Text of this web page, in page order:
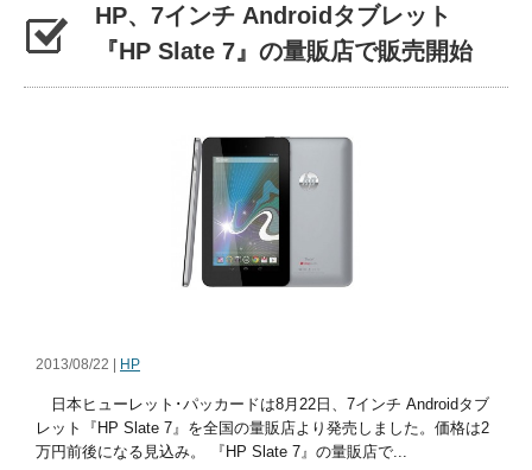
HP、7インチ Androidタブレット
『HP Slate 7』の量販店で販売開始
2013/08/22 | HP
日本ヒューレット･パッカードは8月22日、7インチ Androidタブ
レット『HP Slate 7』を全国の量販店より発売しました。価格は2
万円前後になる見込み。 『HP Slate 7』の量販店で...